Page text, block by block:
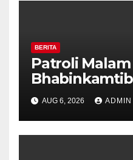
BERITA
Patroli Malam
Pilar
Perkuat
Diajak
AUG 6, 2026 ADMIN